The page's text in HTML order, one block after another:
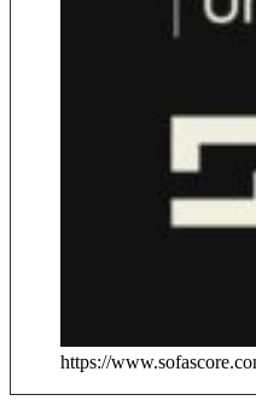
https://